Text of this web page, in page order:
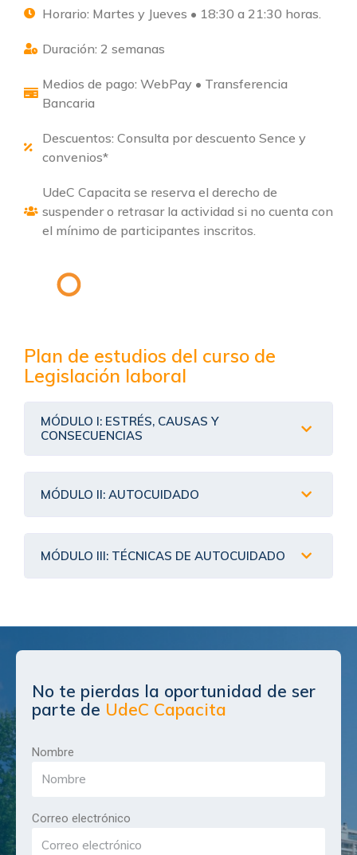
Horario: Martes y Jueves • 18:30 a 21:30 horas.
Duración: 2 semanas
Medios de pago: WebPay • Transferencia
Bancaria
Descuentos: Consulta por descuento Sence y
convenios*
UdeC Capacita se reserva el derecho de
suspender o retrasar la actividad si no cuenta con
el mínimo de participantes inscritos.
Plan de estudios del curso de
Legislación laboral
MÓDULO I: ESTRÉS, CAUSAS Y
CONSECUENCIAS
MÓDULO II: AUTOCUIDADO
MÓDULO III: TÉCNICAS DE AUTOCUIDADO
No te pierdas la oportunidad de ser
parte de UdeC Capacita
Nombre
Correo electrónico